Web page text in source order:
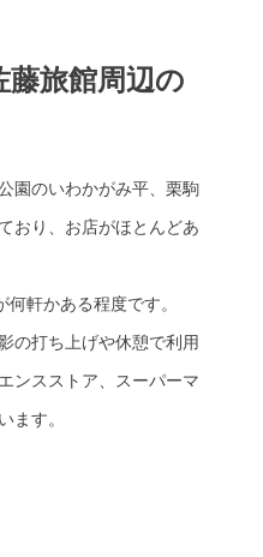
藤旅館周辺の
園のいわかがみ平、栗駒
おり、お店がほとんどあ
軒かある程度です。
の打ち上げや休憩で利用
ンスストア、スーパーマ
ます。